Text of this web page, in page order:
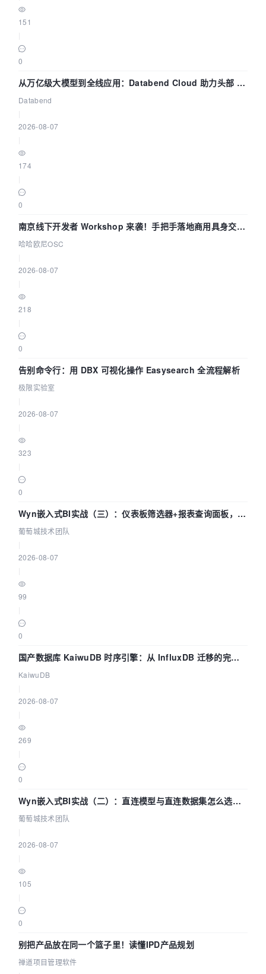
151
0
从万亿级大模型到全线应用：Databend Cloud 助力头部 AI
企业构建全链路 Trace 数据管道
Databend
2026-08-07
174
0
南京线下开发者 Workshop 来袭！手把手落地商用具身交互
智能 Agent 应用
哈哈欧尼OSC
2026-08-07
218
0
告别命令行：用 DBX 可视化操作 Easysearch 全流程解析
极限实验室
2026-08-07
323
0
Wyn嵌入式BI实战（三）：仪表板筛选器+报表查询面板，参
数联动全闭环
葡萄城技术团队
2026-08-07
99
0
国产数据库 KaiwuDB 时序引擎：从 InfluxDB 迁移的完整
技术路径
KaiwuDB
2026-08-07
269
0
Wyn嵌入式BI实战（二）：直连模型与直连数据集怎么选，
参数为什么不生效？| 葡萄城技术团队
葡萄城技术团队
2026-08-07
105
0
别把产品放在同一个篮子里！读懂IPD产品规划
禅道项目管理软件